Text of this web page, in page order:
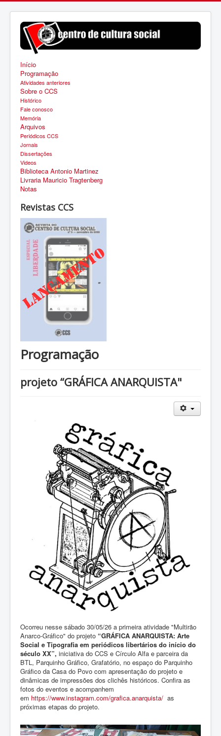
Início
Programação
Atividades anteriores
Sobre o CCS
Histórico
Fale conosco
Memória
Arquivos
Periódicos CCS
Jornais
Dissertações
Videos
Biblioteca Antonio Martinez
Livraria Mauricio Tragtenberg
Notas
Revistas CCS
Programação
projeto “GRÁFICA ANARQUISTA"
Ocorreu nesse sábado 30/05/26 a primeira atividade "Multirão
Anarco-Gráfico" do projeto “GRÁFICA ANARQUISTA: Arte
Social e Tipografia em periódicos libertários do início do
século XX”, iniciativa do CCS e Círculo Alfa e parceira da
BTL, Parquinho Gráfico, Grafatório, no espaço do Parquinho
Gráfico da Casa do Povo com apresentação do projeto e
dinâmicas de impressões dos clichês históricos. Confira as
fotos do eventos e acompanhem
em https://www.instagram.com/grafica.anarquista/ as
próximas etapas do projeto.